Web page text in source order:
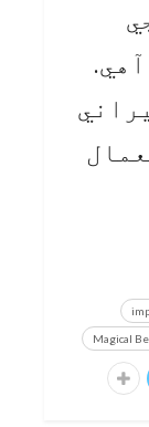
Magical